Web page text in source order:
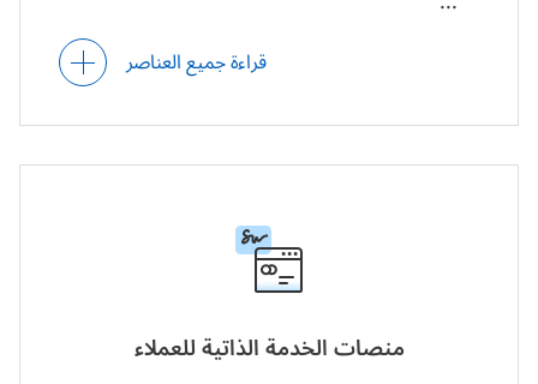
قراءة جميع العناصر
منصات الخدمة الذاتية للعملاء